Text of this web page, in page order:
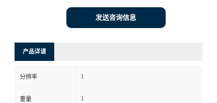
方
式
发送咨询信息
产品详请
分辨率 1
重量 1